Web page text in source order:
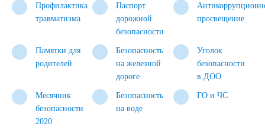
Профилактика
травматизма
Паспорт
дорожной
безопасности
просвещение
Памятки для
родителей
Безопасность
на железной
дороге
Уголок
безопасности
в ДОО
Месячник
безопасности
2020
Безопасность
на воде
ГО и ЧС